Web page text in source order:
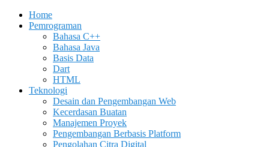
Home
Pemrograman
Bahasa C++
Bahasa Java
Basis Data
Dart
HTML
Teknologi
Desain dan Pengembangan Web
Kecerdasan Buatan
Manajemen Proyek
Pengembangan Berbasis Platform
Pengolahan Citra Digital